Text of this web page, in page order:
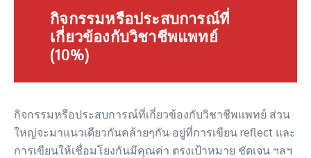
กิจกรรมหรือประสบการณ์ที่
เกี่ยวข้องกับวิชาชีพแพทย์
(10%)
กิจกรรมหรือประสบการณ์ที่เกี่ยวข้องกับวิชาชีพแพทย์ ส่วน
ใหญ่จะมาแนวเดียวกันคล้ายๆกัน อยู่ที่การเขียน reflect และ
การเขียนให้เชื่อมโยงกันมีคุณค่า ตรงเป้าหมาย ชัดเจน ฯลฯ